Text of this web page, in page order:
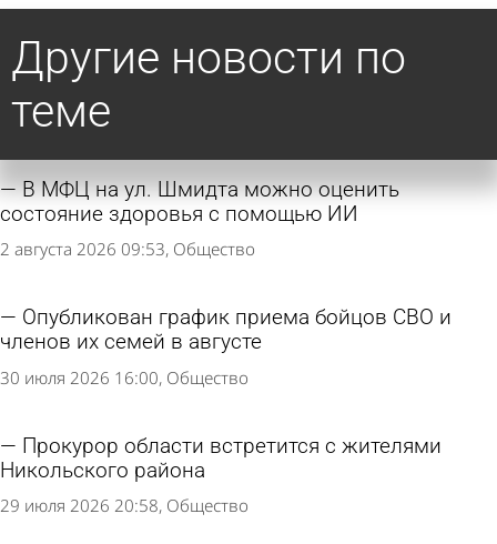
Другие новости по
теме
В МФЦ на ул. Шмидта можно оценить
состояние здоровья с помощью ИИ
2 августа 2026 09:53 Общество
Опубликован график приема бойцов СВО и
членов их семей в августе
30 июля 2026 16:00 Общество
Прокурор области встретится с жителями
Никольского района
29 июля 2026 20:58 Общество